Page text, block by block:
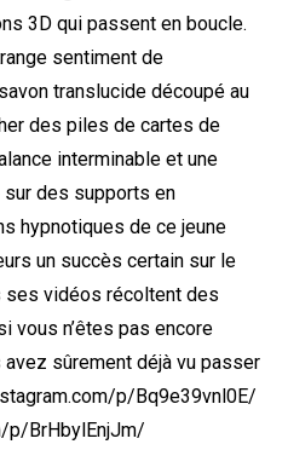
3D qui passent en boucle.
sentiment de
translucide découpé au
des piles de cartes de
interminable et une
des supports en
hypnotiques de ce jeune
un succès certain sur le
ses vidéos récoltent des
vous n’êtes pas encore
sûrement déjà vu passer
p/Bq9e39vnl0E/
p/BrHbylEnjJm/